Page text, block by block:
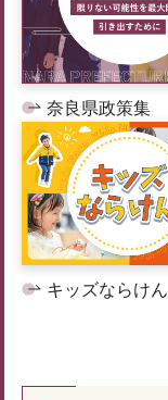
奈良県政策集
キッズならけん